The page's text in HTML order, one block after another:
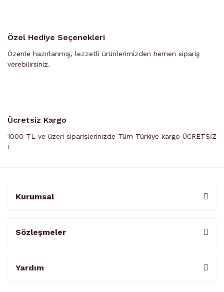
Özel Hediye Seçenekleri
Özenle hazırlanmış, lezzetli ürünlerimizden hemen sipariş
verebilirsiniz.
Ücretsiz Kargo
1000 TL ve üzeri siparişlerinizde Tüm Türkiye kargo ÜCRETSİZ
!
Kurumsal
Sözleşmeler
Yardım